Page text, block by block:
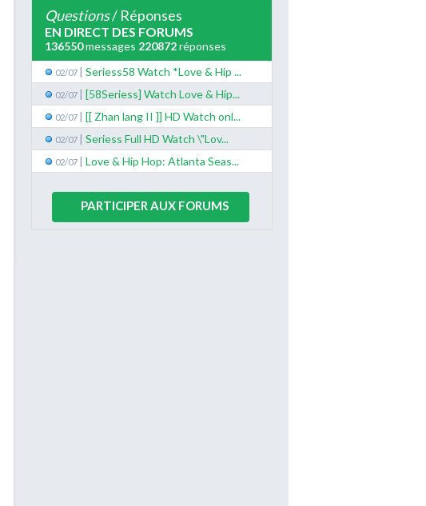
Questions/ Réponses
EN DIRECT DES FORUMS
136550messages 220872réponses
02/07 | Seriess58 Watch *Love & Hip ...
02/07 | [58Seriess] Watch Love & Hip...
02/07 | [[ Zhan lang II ]] HD Watch onl...
02/07 | Seriess Full HD Watch \"Lov...
02/07 | Love & Hip Hop: Atlanta Seas...
PARTICIPER AUX FORUMS